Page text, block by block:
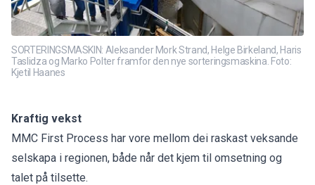
SORTERINGSMASKIN: Aleksander Mork Strand, Helge Birkeland, Haris
Taslidza og Marko Polter framfor den nye sorteringsmaskina. Foto:
Kjetil Haanes
Kraftig vekst
MMC First Process har vore mellom dei raskast veksande
selskapa i regionen, både når det kjem til omsetning og
talet på tilsette.